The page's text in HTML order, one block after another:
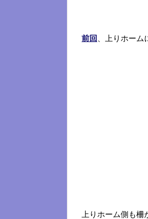
前回 、上りホー
上りホーム側も柵